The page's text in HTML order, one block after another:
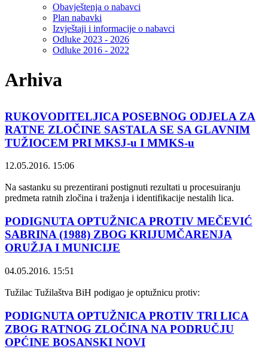
Obavještenja o nabavci
Plan nabavki
Izvještaji i informacije o nabavci
Odluke 2023 - 2026
Odluke 2016 - 2022
Arhiva
RUKOVODITELJICA POSEBNOG ODJELA ZA
RATNE ZLOČINE SASTALA SE SA GLAVNIM
TUŽIOCEM PRI MKSJ-u I MMKS-u
12.05.2016. 15:06
Na sastanku su prezentirani postignuti rezultati u procesuiranju
predmeta ratnih zločina i traženja i identifikacije nestalih lica.
PODIGNUTA OPTUŽNICA PROTIV MEČEVIĆ
SABRINA (1988) ZBOG KRIJUMČARENJA
ORUŽJA I MUNICIJE
04.05.2016. 15:51
Tužilac Tužilaštva BiH podigao je optužnicu protiv:
PODIGNUTA OPTUŽNICA PROTIV TRI LICA
ZBOG RATNOG ZLOČINA NA PODRUČJU
OPĆINE BOSANSKI NOVI